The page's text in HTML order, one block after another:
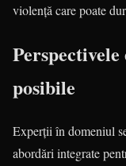
violență care poate
posibile
Experții în domeniul
abordări integrate